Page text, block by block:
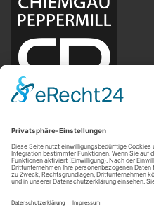
Chiemgau Peppermill
Angerweg 12
83218 Halfing
Deutschland